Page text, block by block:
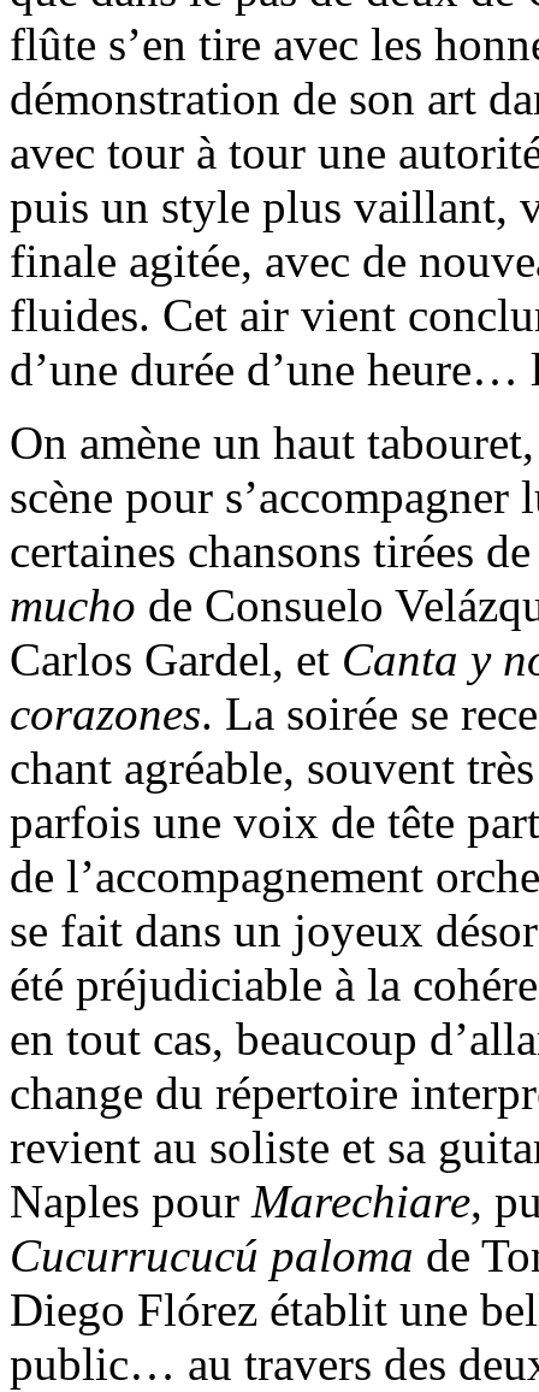
flûte s’en tire avec les
démonstration de son art
avec tour à tour une
puis un style plus vaillant,
finale agitée, avec de
fluides. Cet air vient
d’une durée d’une
On amène un haut
scène pour
certaines chansons tirées
mucho de Consuelo
Carlos Gardel, et Canta y
corazones. La soirée se
chant agréable, souvent
parfois une voix de tête
de l’accompagnement
se fait dans un joyeux
été préjudiciable à la
en tout cas, beaucoup
change du répertoire
revient au soliste et sa
Naples pour Marechiare,
Cucurrucucú paloma de
Diego Flórez établit une
public… au travers des